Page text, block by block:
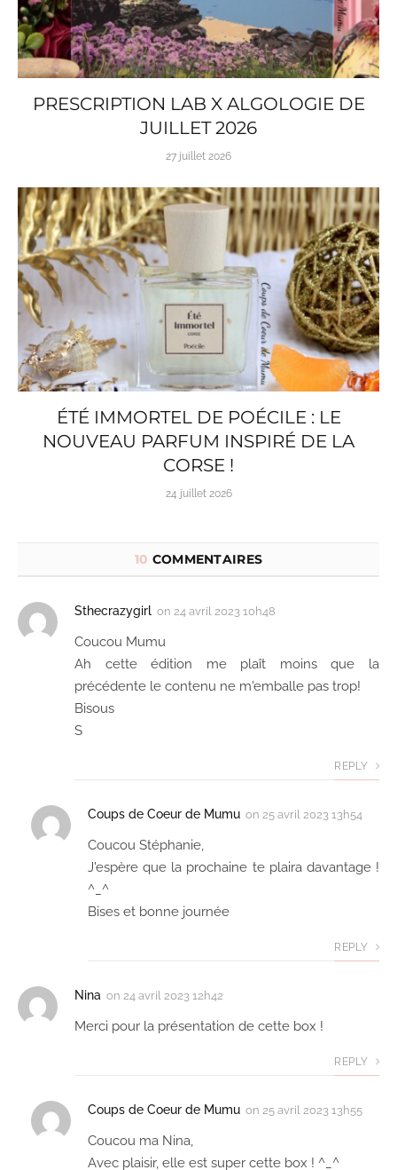
PRESCRIPTION LAB X ALGOLOGIE DE
JUILLET 2026
27 juillet 2026
ÉTÉ IMMORTEL DE POÉCILE : LE
NOUVEAU PARFUM INSPIRÉ DE LA
CORSE !
24 juillet 2026
10 COMMENTAIRES
Sthecrazygirl on 24 avril 2023 10h48
Coucou Mumu
Ah cette édition me plaît moins que la
précédente le contenu ne m'emballe pas trop!
Bisous
S
REPLY
Coups de Coeur de Mumu on 25 avril 2023 13h54
Coucou Stéphanie,
J'espère que la prochaine te plaira davantage !
^_^
Bises et bonne journée
REPLY
Nina on 24 avril 2023 12h42
Merci pour la présentation de cette box !
REPLY
Coups de Coeur de Mumu on 25 avril 2023 13h55
Coucou ma Nina,
Avec plaisir, elle est super cette box ! ^_^